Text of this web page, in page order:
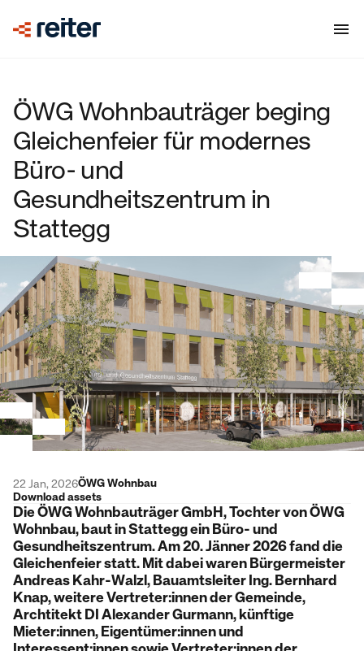
ÖWG Wohnbauträger beging
Gleichenfeier für modernes
Büro- und
Gesundheitszentrum in
Stattegg
22 Jan, 2026ÖWG Wohnbau
Download assets
Die ÖWG Wohnbauträger GmbH, Tochter von ÖWG
Wohnbau, baut in Stattegg ein Büro- und
Gesundheitszentrum. Am 20. Jänner 2026 fand die
Gleichenfeier statt. Mit dabei waren Bürgermeister
Andreas Kahr-Walzl, Bauamtsleiter Ing. Bernhard
Knap, weitere Vertreter:innen der Gemeinde,
Archtitekt DI Alexander Gurmann, künftige
Mieter:innen, Eigentümer:innen und